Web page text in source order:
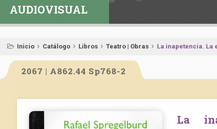
AUDIOVISUAL
Inicio Catálogo Libros Teatro | Obras La inapetencia. La
2067 | A862.44 Sp768-2
La inapetencia. La extravagancia. La